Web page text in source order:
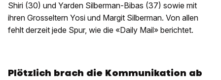
Shiri (30) und Yarden Silberman-Bibas (37) sowie mit
ihren Grosseltern Yosi und Margit Silberman. Von allen
fehlt derzeit jede Spur, wie die «Daily Mail» berichtet.
Plötzlich brach die Kommunikation ab